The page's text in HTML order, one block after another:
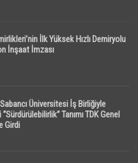
İlk Yüksek Hızlı Demiryolu
İnşaat İmzası
Üniversitesi İş Birliğiyle
Tanımı TDK Genel
Girdi